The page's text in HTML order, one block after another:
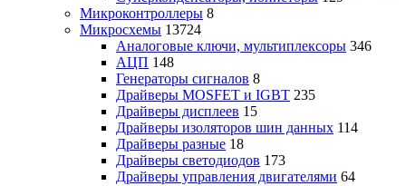
Микроконтроллеры 8
Микросхемы 13724
Аналоговые ключи, мультиплексоры 346
АЦП 148
Генераторы сигналов 8
Драйверы MOSFET и IGBT 235
Драйверы дисплеев 15
Драйверы изоляторов шин данных 114
Драйверы разные 18
Драйверы светодиодов 173
Драйверы управления двигателями 64